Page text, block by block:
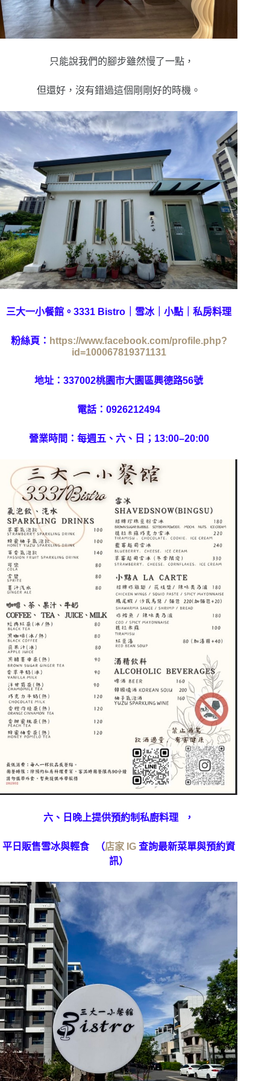
只能說我們的腳步雖然慢了一點，
但還好，沒有錯過這個剛剛好的時機。
三大一小餐館。3331 Bistro｜雪冰｜小點｜私房料理
粉絲頁： https://www.facebook.com/profile.php?
id=100067819371131
地址：337002桃園市大園區興德路56號
電話：0926212494
營業時間：每週五、六、日； 13:00–20:00
六、日晚上提供預約制私廚料理 ，
平日販售雪冰與輕食 （店家 IG 查詢最新菜單與預約資
訊）